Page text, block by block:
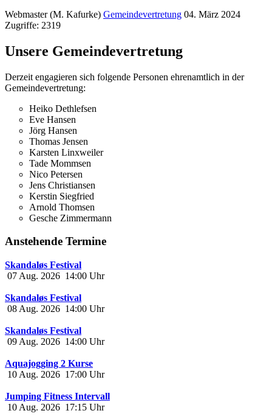
Webmaster (M. Kafurke) Gemeindevertretung 04. März 2024
Zugriffe: 2319
Unsere Gemeindevertretung
Derzeit engagieren sich folgende Personen ehrenamtlich in der
Gemeindevertretung:
Heiko Dethlefsen
Eve Hansen
Jörg Hansen
Thomas Jensen
Karsten Linxweiler
Tade Mommsen
Nico Petersen
Jens Christiansen
Kerstin Siegfried
Arnold Thomsen
Gesche Zimmermann
Anstehende Termine
Skandaløs Festival
07 Aug. 2026 14:00 Uhr
Skandaløs Festival
08 Aug. 2026 14:00 Uhr
Skandaløs Festival
09 Aug. 2026 14:00 Uhr
Aquajogging 2 Kurse
10 Aug. 2026 17:00 Uhr
Jumping Fitness Intervall
10 Aug. 2026 17:15 Uhr